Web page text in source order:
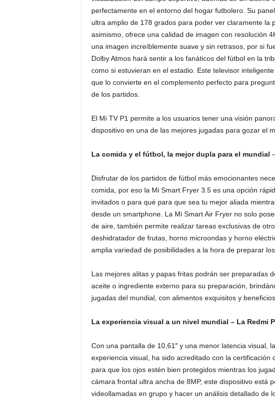
perfectamente en el entorno del hogar futbolero. Su
ultra amplio de 178 grados para poder ver claramente la
asimismo, ofrece una calidad de imagen con resolución
una imagen increíblemente suave y sin retrasos, por si
Dolby Atmos hará sentir a los fanáticos del fútbol en la
como si estuvieran en el estadio. Este televisor
que lo convierte en el complemento perfecto para
de los partidos.
El Mi TV P1 permite a los usuarios tener una visión
dispositivo en una de las mejores jugadas para gozar el
La comida y el fútbol, la mejor dupla para el mundial
Disfrutar de los partidos de fútbol más emocionantes
comida, por eso la Mi Smart Fryer 3.5 es una opción
invitados o para qué para que sea tu mejor aliada
desde un smartphone. La Mi Smart Air Fryer no solo
de aire, también permite realizar tareas exclusivas de
deshidratador de frutas, horno microondas y horno
amplia variedad de posibilidades a la hora de preparar
Las mejores alitas y papas fritas podrán ser preparadas
aceite o ingrediente externo para su preparación,
jugadas del mundial, con alimentos exquisitos y
La experiencia visual a un nivel mundial – La Redmi
Con una pantalla de 10,61″ y una menor latencia visual,
experiencia visual, ha sido acreditado con la certificación
para que los ojos estén bien protegidos mientras los
cámara frontal ultra ancha de 8MP, este dispositivo está
videollamadas en grupo y hacer un análisis detallado de